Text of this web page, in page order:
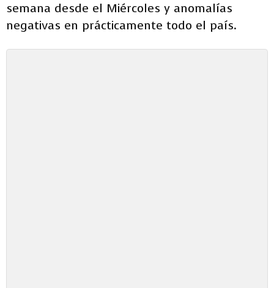
semana desde el Miércoles y anomalías
negativas en prácticamente todo el país.